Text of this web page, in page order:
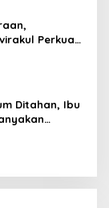
Perkuat
Ditahan, Ibu
Rudapksa